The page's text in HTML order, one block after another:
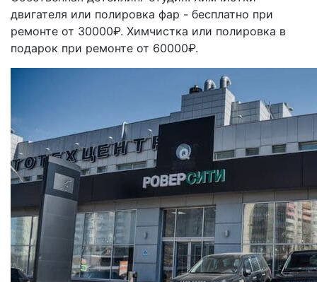
двигателя или полировка фар - бесплатно при
ремонте от 30000₽. Химчистка или полировка в
подарок при ремонте от 60000₽.